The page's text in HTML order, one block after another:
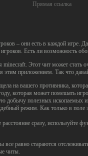
Прямая ссылка
– они есть в каждой игре.
Есть ли возможность
Этот чит может стать
этим приложением. Так что
на вашего противника,
которая может помешать
добычу полезных ископаемых
режим. Как только в поле
сразу, используйте
равно стараются
читы.